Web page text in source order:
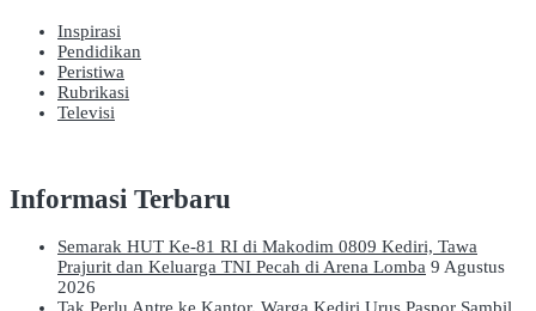
Inspirasi
Pendidikan
Peristiwa
Rubrikasi
Televisi
Informasi Terbaru
Semarak HUT Ke-81 RI di Makodim 0809 Kediri, Tawa
Prajurit dan Keluarga TNI Pecah di Arena Lomba 9 Agustus
2026